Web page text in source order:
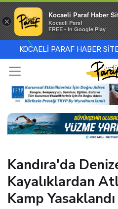
KOCAELİ PARAF HABER
Kandıra'da
Kayalıklardan
Kamp Yasaklandı
×
Kocaeli Paraf Haber
Kocaeli Paraf
FREE - In Google Play